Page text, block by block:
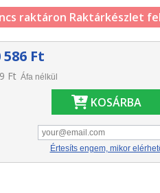
raktáron Raktárkészlet
586 Ft
Ft Áfa nélkül
KOSÁRBA
Értesíts engem, mikor